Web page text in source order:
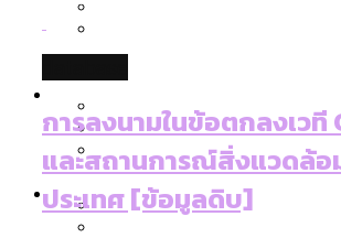
เมื่อแยกท่องเที่ยวออกจาก
สมุดจดการบ้าน ส.ก. 2569 :
ลัดวงจรมากที่สุด
สวนสาธารณะและพื้นที่สีเขี
ขึ้นและเข้าถึงได้มากน้อยแค่
โลกใบเดียว สิทธิไม่เท่ากัน:
รับรองเพศของ
ประเทศไหนทำได้บ้าง?
เมกะโปรเจ็กต์ของ กทม. ใน
งบคาบเกี่ยวในยุคชัชชาติ มี
Future
การลงนามในข้อตกลงเวที
และสถานการณ์สิ่งแวดล้อ
ประเทศ [ข้อมูลดิบ]